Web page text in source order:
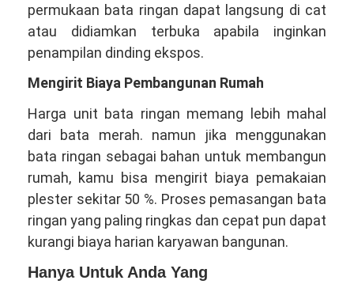
permukaan bata ringan dapat langsung di cat
atau didiamkan terbuka apabila inginkan
penampilan dinding ekspos.
Mengirit Biaya Pembangunan Rumah
Harga unit bata ringan memang lebih mahal
dari bata merah. namun jika menggunakan
bata ringan sebagai bahan untuk membangun
rumah, kamu bisa mengirit biaya pemakaian
plester sekitar 50 %. Proses pemasangan bata
ringan yang paling ringkas dan cepat pun dapat
kurangi biaya harian karyawan bangunan.
Hanya Untuk Anda Yang